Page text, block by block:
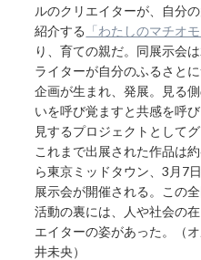
ルのクリエイターが、自分
紹介する 「わたしのマチオモ
り、育ての親だ。同展示会
ライターが自分のふるさと
企画が生まれ、発展。見る
いを呼び覚ますと共感を呼
見するプロジェクトとして
これまで出展された作品は
ら東京ミッドタウン、3月7
展示会が開催される。この
活動の裏には、人や社会の
エイターの姿があった。（
井未央）